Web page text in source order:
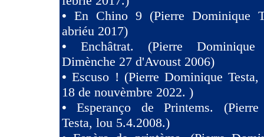
• En Chino 9 (Pierre Dominique
abriéu 2017)
• Enchâtrat. (Pierre
Dimènche 27 d'Avoust 2006)
•Escuso ! (Pierre Dominique
18 de nouvèmbre 2022. )
•Esperanço de Printems.
Testa, lou 5.4.2008.)